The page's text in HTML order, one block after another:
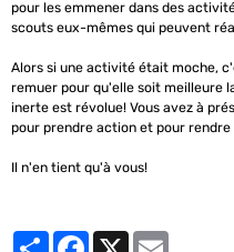
pour les emmener dans des
scouts eux-mêmes qui peuvent
Alors si une activité était moche,
remuer pour qu'elle soit meilleure
inerte est révolue! Vous avez à
pour prendre action et pour
Il n'en tient qu'à vous!
PartagerFacebook